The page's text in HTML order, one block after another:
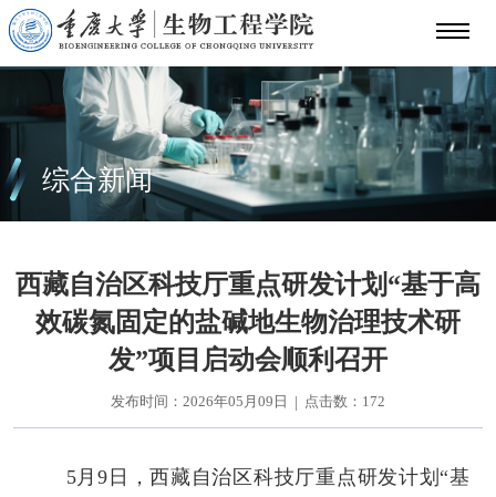
综合新闻
西藏自治区科技厅重点研发计划“基于高
效碳氮固定的盐碱地生物治理技术研
发”项目启动会顺利召开
发布时间：2026年05月09日 点击数： 172
5月9日，西藏自治区科技厅重点研发计划“基